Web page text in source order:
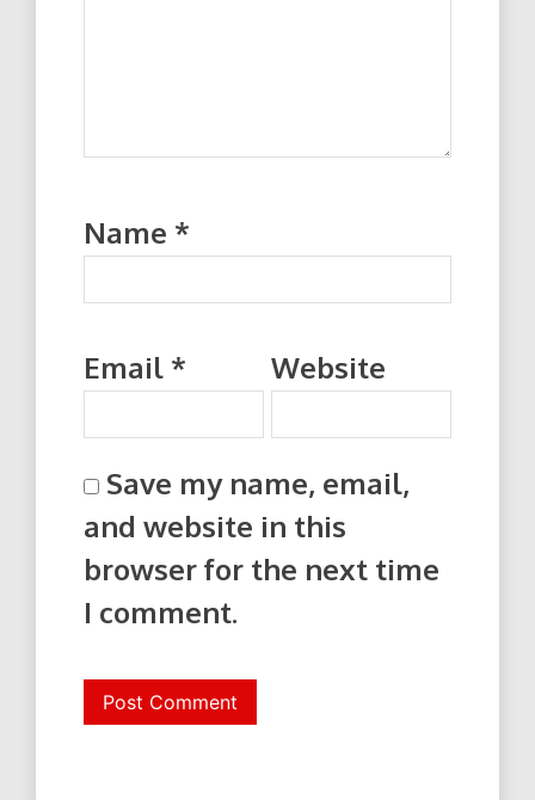
Name *
Email * Website
Save my name, email,
and website in this
browser for the next time
I comment.